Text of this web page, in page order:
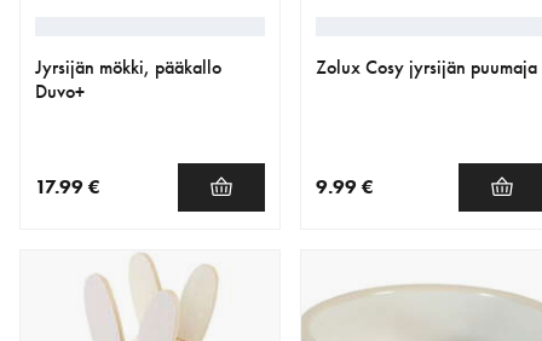
Jyrsijän mökki, pääkallo
Duvo+
17.99 €
Zolux Cosy jyrsijän puumaja
9.99 €